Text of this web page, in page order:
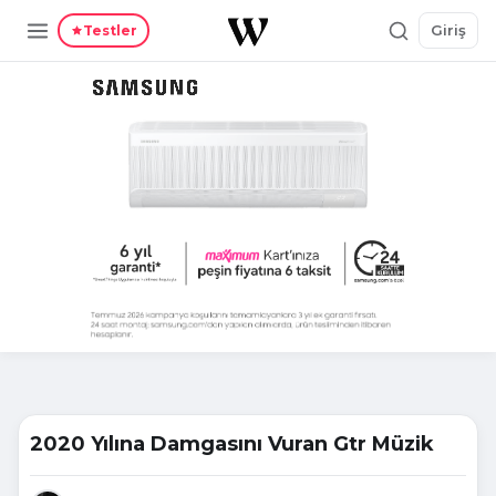
Testler Giriş
2020 Yılına Damgasını Vuran Gtr Müzik